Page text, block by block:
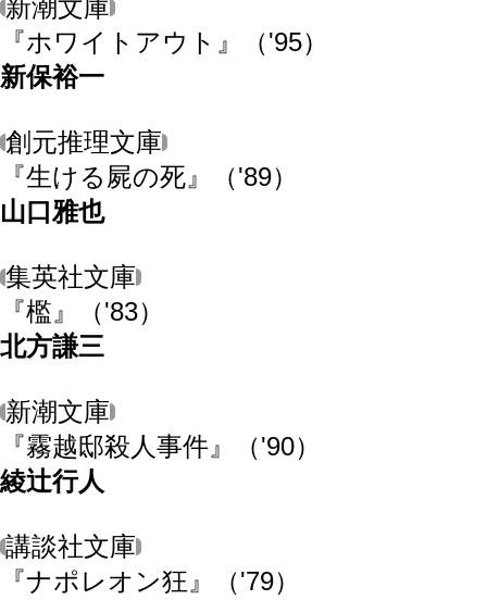
新潮文庫
『ホワイトアウト』
（'95）
新保裕一
創元推理文庫
『生ける屍の死』
（'89）
山口雅也
集英社文庫
『檻』
（'83）
北方謙三
新潮文庫
『霧越邸殺人事件』
（'90）
綾辻行人
講談社文庫
『ナポレオン狂』
（'79）